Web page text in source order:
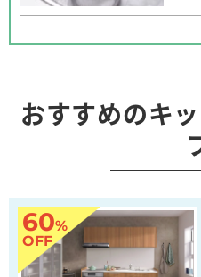
おすすめのキ
60%
OFF